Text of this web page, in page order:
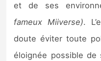
et de ses
fameux Miiverse).
doute éviter toute
éloignée possible de